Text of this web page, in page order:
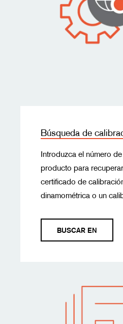
Búsqueda de
Introduzca el número
producto para
certificado de
dinamométrica o un
BUSCAR EN